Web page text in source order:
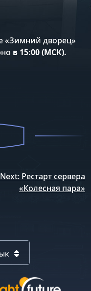
«Зимний дворец»
в 15:00 (МСК).
Next: Рестарт сервера
«Колесная пара»